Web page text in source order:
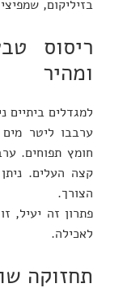
בזיליקום,
ריסוס
ומהיר
למגדלים ביתיים
ערבבו ליטר
חומץ תפוחים.
קצה העלים.
הצורך.
פתרון זה יעיל,
לאכילה.
תחזוקה